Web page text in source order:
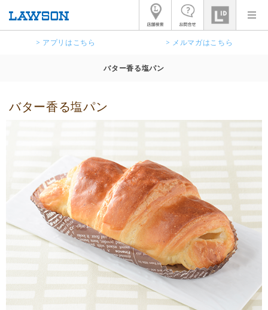
> アプリはこちら > メルマガはこちら
バター香る塩パン
バター香る塩パン